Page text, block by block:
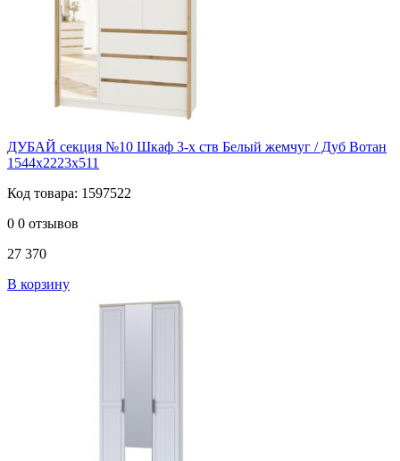
ДУБАЙ секция №10 Шкаф 3-х ств Белый жемчуг / Дуб Вотан
1544х2223х511
Код товара: 1597522
0 0 отзывов
27 370
В корзину